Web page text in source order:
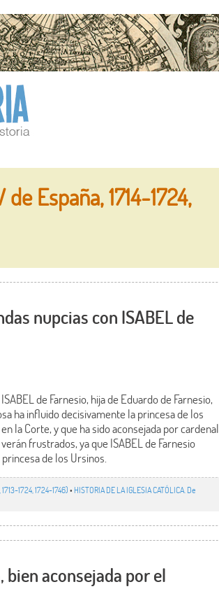
España, 1714-1724,
nupcias con ISABEL de
de Farnesio, hija de Eduardo de Farnesio,
ha influido decisivamente la princesa de los
la Corte, y que ha sido aconsejada por cardenal
frustrados, ya que ISABEL de Farnesio
de los Ursinos.
1724, 1724-1746)• HISTORIA DE LA IGLESIA CATÓLICA. De
bien aconsejada por el